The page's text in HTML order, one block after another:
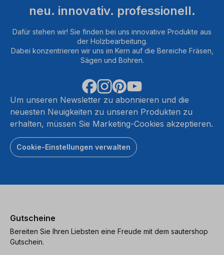
neu. innovativ. professionell.
Dafür stehen wir! Sie finden bei uns innovative Produkte aus
der Holzbearbeitung.
Dabei konzentrieren wir uns im Kern auf die Bereiche Fräsen,
Sägen und Bohren.
Um unseren Newsletter zu abonnieren und die
neuesten Neuigkeiten zu unseren Produkten zu
erhalten, müssen Sie Marketing-Cookies akzeptieren.
Cookie-Einstellungen verwalten
Gutscheine
Bereiten Sie Ihren Liebsten eine Freude mit dem sautershop
Gutschein.